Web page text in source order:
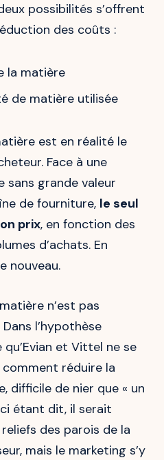
possibilités s’offrent
des coûts :
la matière
de matière utilisée
est en réalité le
Face à une
grande valeur
de fourniture, le seul
prix, en fonction des
d’achats. En
nouveau.
n’est pas
l’hypothèse
et Vittel ne se
réduire la
difficile de nier que « un
étant dit, il serait
des parois de la
mais le marketing s’y